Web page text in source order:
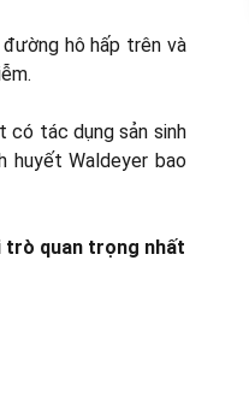
hô hấp trên và
có tác dụng sản sinh
huyết Waldeyer bao
trò quan trọng nhất